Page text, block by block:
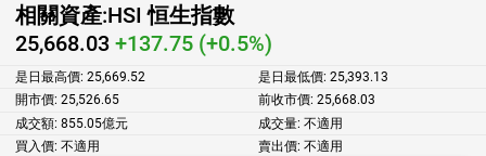
相關資產:HSI 恒生指數
25,668.03 +137.75 (+0.5%)
是日最高價: 25,669.52 是日最低價: 25,393.13
開市價: 25,526.65 前收市價: 25,668.03
成交額: 855.05億元 成交量: 不適用
買入價: 不適用 賣出價: 不適用